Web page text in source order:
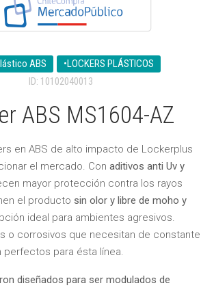
ABS
•LOCKERS PLÁSTICOS
ID: 10102040013
ABS MS1604-AZ
en ABS de alto impacto de Lockerplus
el mercado. Con aditivos anti Uv y
mayor protección contra los rayos
el producto sin olor y libre de moho y
ideal para ambientes agresivos.
o corrosivos que necesitan de constante
perfectos para ésta línea.
diseñados para ser modulados de